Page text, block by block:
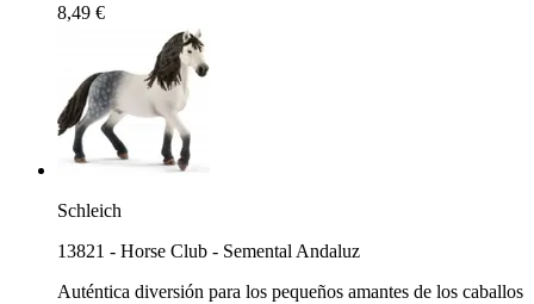
8,49 €
Schleich
13821 - Horse Club - Semental Andaluz
Auténtica diversión para los pequeños amantes de los caballos